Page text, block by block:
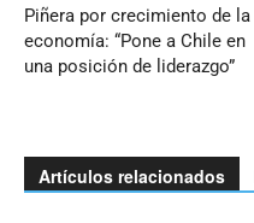
Piñera por crecimiento de la
economía: “Pone a Chile en
una posición de liderazgo”
Artículos relacionados